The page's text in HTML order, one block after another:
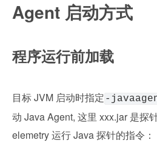
Agent 启动方式
程序运行前加载
目标 JVM 启动时指定 -
动 Java Agent, 这里 xxx.jar 是探
elemetry 运行 Java 探针的指令：